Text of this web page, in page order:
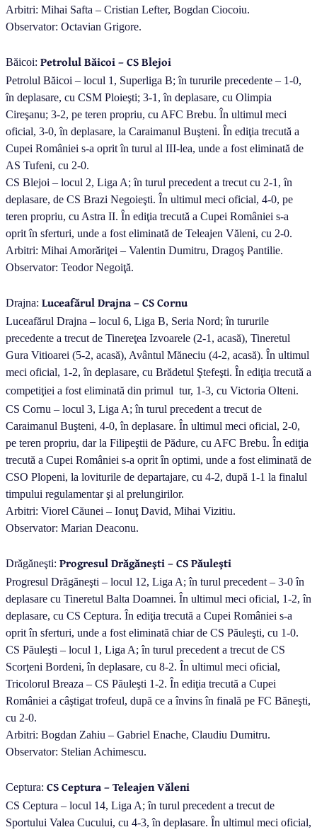
Arbitri: Mihai Safta – Cristian Lefter, Bogdan Ciocoiu.
Observator: Octavian Grigore.
Băicoi: Petrolul Băicoi – CS Blejoi
Petrolul Băicoi – locul 1, Superliga B; în tururile precedente – 1-0,
în deplasare, cu CSM Ploieşti; 3-1, în deplasare, cu Olimpia
Cireşanu; 3-2, pe teren propriu, cu AFC Brebu. În ultimul meci
oficial, 3-0, în deplasare, la Caraimanul Buşteni. În ediţia trecută a
Cupei României s-a oprit în turul al III-lea, unde a fost eliminată de
AS Tufeni, cu 2-0.
CS Blejoi – locul 2, Liga A; în turul precedent a trecut cu 2-1, în
deplasare, de CS Brazi Negoieşti. În ultimul meci oficial, 4-0, pe
teren propriu, cu Astra II. În ediţia trecută a Cupei României s-a
oprit în sferturi, unde a fost eliminată de Teleajen Văleni, cu 2-0.
Arbitri: Mihai Amorăriţei – Valentin Dumitru, Dragoş Pantilie.
Observator: Teodor Negoiţă.
Drajna: Luceafărul Drajna – CS Cornu
Luceafărul Drajna – locul 6, Liga B, Seria Nord; în tururile
precedente a trecut de Tinereţea Izvoarele (2-1, acasă), Tineretul
Gura Vitioarei (5-2, acasă), Avântul Măneciu (4-2, acasă). În ultimul
meci oficial, 1-2, în deplasare, cu Brădetul Ştefeşti. În ediţia trecută a
competiţiei a fost eliminată din primul tur, 1-3, cu Victoria Olteni.
CS Cornu – locul 3, Liga A; în turul precedent a trecut de
Caraimanul Buşteni, 4-0, în deplasare. În ultimul meci oficial, 2-0,
pe teren propriu, dar la Filipeştii de Pădure, cu AFC Brebu. În ediţia
trecută a Cupei României s-a oprit în optimi, unde a fost eliminată de
CSO Plopeni, la loviturile de departajare, cu 4-2, după 1-1 la finalul
timpului regulamentar şi al prelungirilor.
Arbitri: Viorel Căunei – Ionuţ David, Mihai Vizitiu.
Observator: Marian Deaconu.
Drăgăneşti: Progresul Drăgăneşti – CS Păuleşti
Progresul Drăgăneşti – locul 12, Liga A; în turul precedent – 3-0 în
deplasare cu Tineretul Balta Doamnei. În ultimul meci oficial, 1-2, în
deplasare, cu CS Ceptura. În ediţia trecută a Cupei României s-a
oprit în sferturi, unde a fost eliminată chiar de CS Păuleşti, cu 1-0.
CS Păuleşti – locul 1, Liga A; în turul precedent a trecut de CS
Scorţeni Bordeni, în deplasare, cu 8-2. În ultimul meci oficial,
Tricolorul Breaza – CS Păuleşti 1-2. În ediţia trecută a Cupei
României a câştigat trofeul, după ce a învins în finală pe FC Băneşti,
cu 2-0.
Arbitri: Bogdan Zahiu – Gabriel Enache, Claudiu Dumitru.
Observator: Stelian Achimescu.
Ceptura: CS Ceptura – Teleajen Văleni
CS Ceptura – locul 14, Liga A; în turul precedent a trecut de
Sportului Valea Cucului, cu 4-3, în deplasare. În ultimul meci oficial,